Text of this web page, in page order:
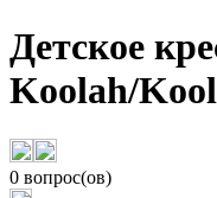
Детское
Koolah/
0 вопрос(ов)